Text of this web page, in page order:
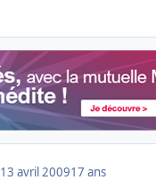
13 avril 200917 ans